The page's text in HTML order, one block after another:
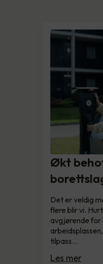
Økt
Det er veldig
flere blir vi.
avgjørende for
tilpass…
Les mer